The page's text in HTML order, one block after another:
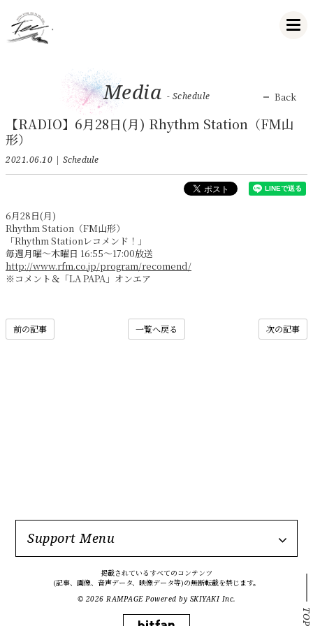
TOP
Media - Schedule Back
【RADIO】6月28日(月) Rhythm Station（FM山
形）
2021.06.10 Schedule
6月28日(月)
Rhythm Station（FM山形）
「Rhythm Stationレコメンド！」
毎週月曜～木曜日 16:55～17:00放送
http://www.rfm.co.jp/program/recomend/
※コメント＆「LA PAPA」オンエア
次の記事
一覧へ戻る
前の記事
Support Menu
掲載されているすべてのコンテンツ
(記事、画像、音声データ、映像データ等)の無断転載を禁じます。
© 2026 RAMPAGE Powered by SKIYAKI Inc.